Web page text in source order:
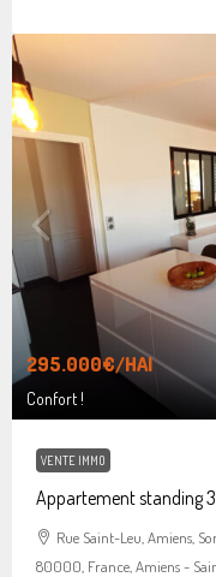
295.000€/HAI
Confort !
VENTE IMMO
Appartement standing
Rue Saint-Leu, Amiens,
80000, France, Amiens -